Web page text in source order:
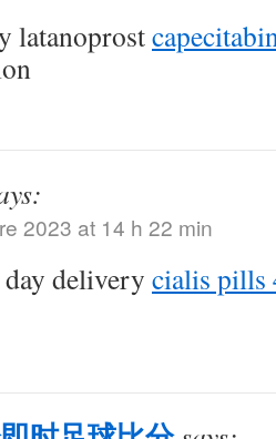
latanoprost
2023 at 14 h 22 min
delivery cialis pills